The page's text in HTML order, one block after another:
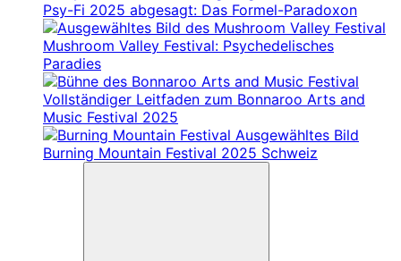
Psy-Fi 2025 abgesagt: Das Formel-Paradoxon
Mushroom Valley Festival: Psychedelisches
Paradies
Vollständiger Leitfaden zum Bonnaroo Arts and
Music Festival 2025
Burning Mountain Festival 2025 Schweiz